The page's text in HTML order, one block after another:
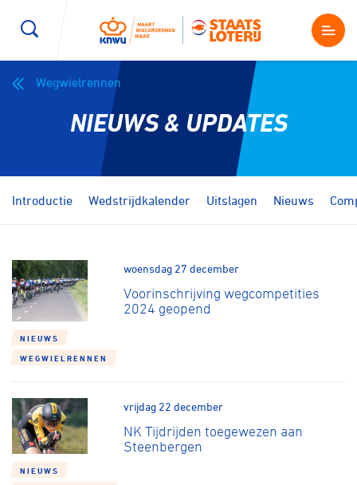
Kenniscentrum
Magazine
Nieuws
Shop
Producten en diensten
Contact
Over ons
Lid worden
Wegwielrennen
NIEUWS & UPDATES
Introductie Wedstrijdkalender Uitslagen Nieuws
NIEUWS
WEGWIELRENNEN
woensdag 27 december
Voorinschrijving wegcompetities
2024 geopend
NIEUWS
vrijdag 22 december
NK Tijdrijden toegewezen aan
Steenbergen
Wegwielrennen Mountainbiken
E-Racing
BMX freestyle Gravel
Veldrijden
Pumptrack